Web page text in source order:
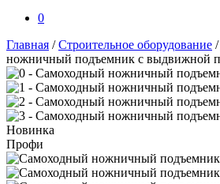
0
Главная /Строительное оборудование /
ножничный подъемник с выдвижной
Новинка
Профи